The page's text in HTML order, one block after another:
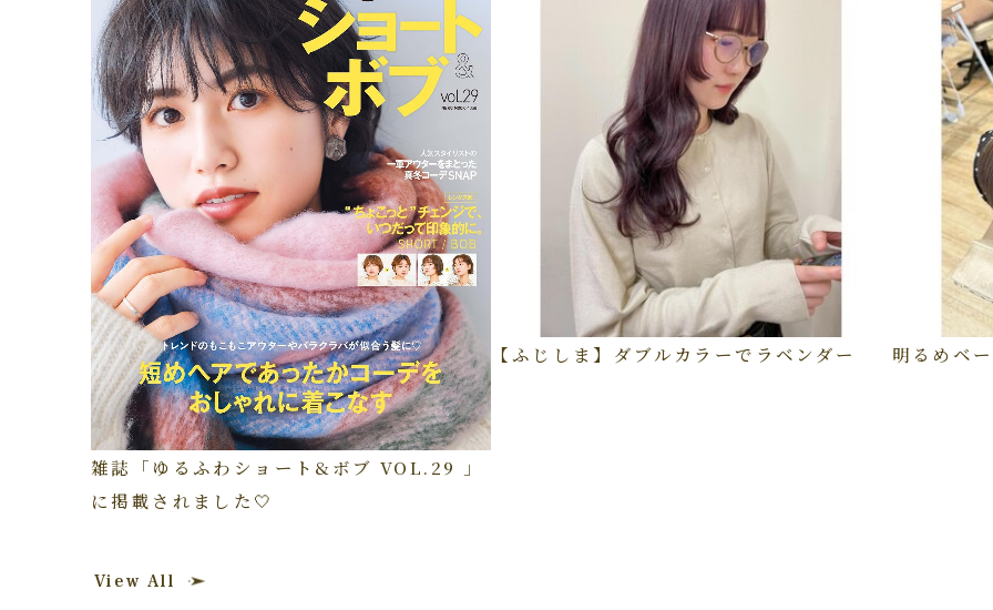
雑誌「ゆるふわショート&ボブ VOL.29 」
に掲載されました🤍
【ふじしま】ダブルカラーでラベンダー 明るめベ
View All